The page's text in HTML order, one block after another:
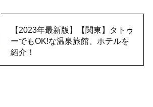
【2023年最新版】【関東】タトゥ
ーでもOK!な温泉旅館、ホテルを
紹介！